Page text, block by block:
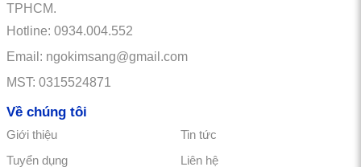
TPHCM.
Hotline: 0934.004.552
Email: ngokimsang@gmail.com
MST: 0315524871
Về chúng tôi
Giới thiệu
Tin tức
Tuyển dụng
Liên hệ